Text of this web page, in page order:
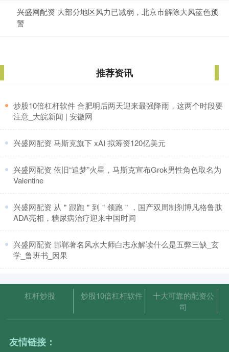
兴盛网配资 大部分地区风力已减弱，北京市解除大风蓝色预
警
推荐资讯
​炒股10倍杠杆软件 合肥明后两天迎来最强降雨，这两个时段要
注意_大皖新闻 | 安徽网
​兴盛网配资 马斯克旗下 xAI 拟筹资120亿美元
​兴盛网配资 依旧“追梦”火星，马斯克宣布Grok男性角色取名为
Valentine
​兴盛网配资 从＂跟跑＂到＂领跑＂，国产双周制剂博凡格鲁肽
ADA亮相，糖尿病治疗迎来中国时间
​兴盛网配资 邯郸著名风水大师白志永解读什么是五弊三缺_玄
学_鲁班书_因果
杠杆炒股 炒股10倍杠杆软件
十大可靠的配资公
司
友情链接：